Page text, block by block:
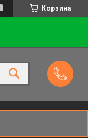
Корзина